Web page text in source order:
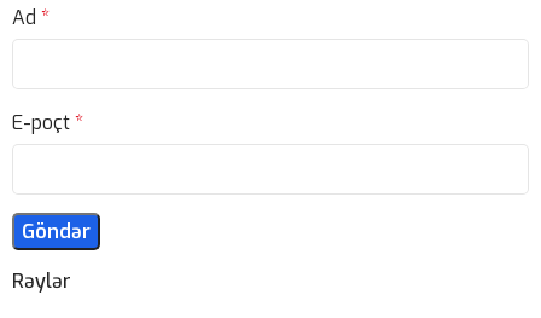
Rəylər
Ad *
E-poçt*